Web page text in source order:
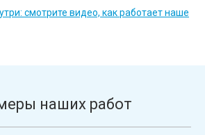
смотрите видео, как работает наше
наших работ